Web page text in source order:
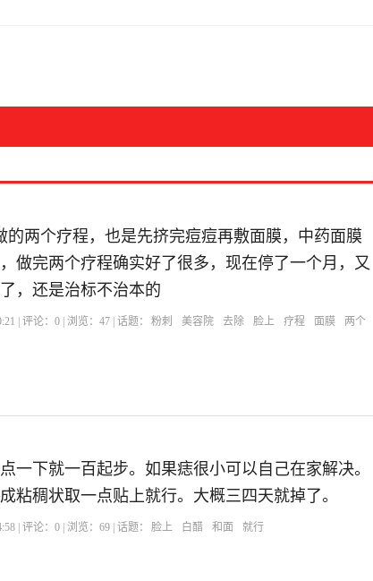
的两个疗程，也是先挤完痘痘再敷面膜，中药面膜
做完两个疗程确实好了很多，现在停了一个月，又
，还是治标不治本的
| 评论：0 | 浏览：47 | 话题： 粉刺 美容院 去除 脸上 疗程 面膜 两个
一下就一百起步。如果痣很小可以自己在家解决。
粘稠状取一点贴上就行。大概三四天就掉了。
| 评论：0 | 浏览：69 | 话题： 脸上 白醋 和面 就行